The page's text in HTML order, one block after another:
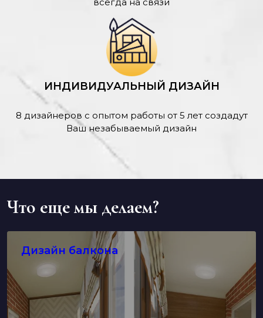
ИНДИВИДУАЛЬНЫЙ ДИЗАЙН
8 дизайнеров с опытом работы от 5 лет создадут
Ваш незабываемый дизайн
Что еще мы делаем?
Дизайн балкона